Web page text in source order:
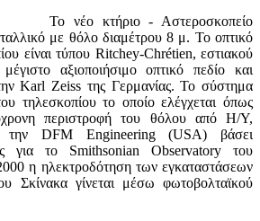
Το νέο κτήριο - Αστεροσκοπείο
με θόλο διαμέτρου 8 μ. Το οπτικό
είναι τύπου Ritchey-Chrétien, εστιακού
αξιοποιήσιμο οπτικό πεδίο και
Karl Zeiss της Γερμανίας. Το σύστημα
τηλεσκοπίου το οποίο ελέγχεται όπως
περιστροφή του θόλου από Η/Υ,
την DFM Engineering (USA) βάσει
για το Smithsonian Observatory του
η ηλεκτροδότηση των εγκαταστάσεων
Σκίνακα γίνεται μέσω φωτοβολταϊκού